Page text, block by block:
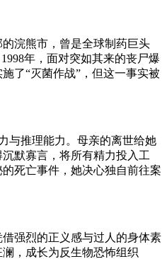
浣熊市，曾是全球制药巨头
年，面对突如其来的丧尸爆
了“灭菌作战”，但这一事实被
与推理能力。母亲的离世给她
默寡言，将所有精力投入工
死亡事件，她决心独自前往案
强烈的正义感与过人的身体素
，成长为反生物恐怖组织